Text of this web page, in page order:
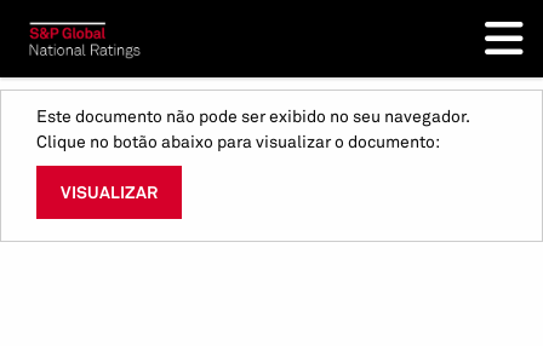
Este documento não pode ser exibido no seu navegador.
Clique no botão abaixo para visualizar o documento:
VISUALIZAR